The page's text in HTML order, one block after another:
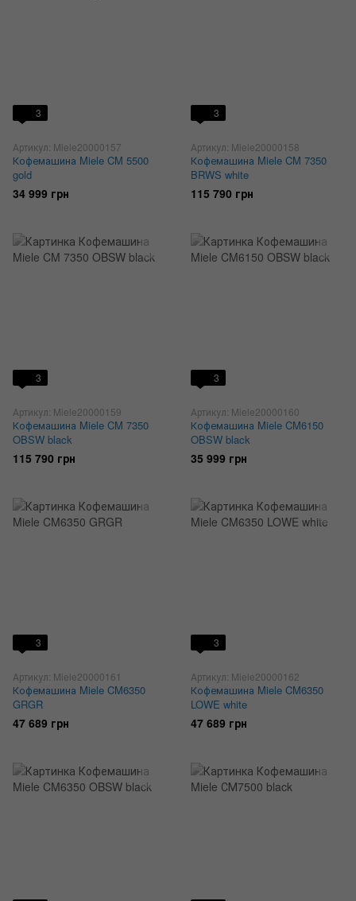
3
Артикул: Miele20000157
Кофемашина Miele CM 5500
gold
34 999 грн
3
Артикул: Miele20000158
Кофемашина Miele CM 7350
BRWS white
115 790 грн
3
Артикул: Miele20000159
Кофемашина Miele CM 7350
OBSW black
115 790 грн
3
Артикул: Miele20000160
Кофемашина Miele CM6150
OBSW black
35 999 грн
3
Артикул: Miele20000161
Кофемашина Miele CM6350
GRGR
47 689 грн
3
Артикул: Miele20000162
Кофемашина Miele CM6350
LOWE white
47 689 грн